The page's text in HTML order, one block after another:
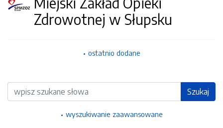
Zdrowotnej w Słupsku
ostatnio dodane
Wyszukiwarka Szukaj
wyszukiwanie zaawansowane